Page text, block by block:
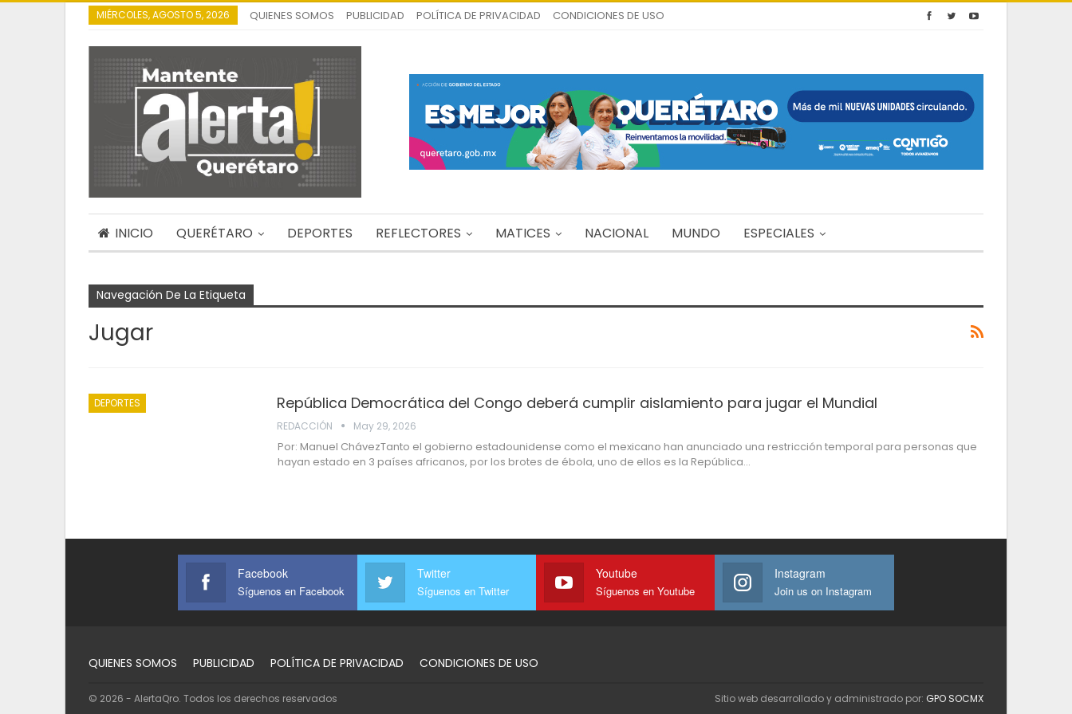
MIÉRCOLES, AGOSTO 5, 2026 QUIENES SOMOS PUBLICIDAD POLÍTICA DE PRIVACIDAD CONDICIONES DE USO
INICIO QUERÉTARO DEPORTES REFLECTORES MATICES NACIONAL MUNDO ESPECIALES
Navegación De La Etiqueta
Jugar
DEPORTES República Democrática del Congo deberá cumplir aislamiento para jugar el Mundial
REDACCIÓN May 29, 2026
Por: Manuel ChávezTanto el gobierno estadounidense como el mexicano han anunciado una restricción temporal para personas que
hayan estado en 3 países africanos, por los brotes de ébola, uno de ellos es la República…
Facebook
Síguenos en Facebook
Twitter
Síguenos en Twitter
Youtube
Síguenos en Youtube
Instagram
Join us on Instagram
QUIENES SOMOS PUBLICIDAD POLÍTICA DE PRIVACIDAD CONDICIONES DE USO
© 2026 - AlertaQro. Todos los derechos reservados Sitio web desarrollado y administrado por: GPO SOCMX